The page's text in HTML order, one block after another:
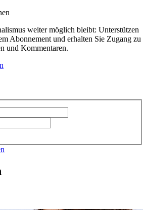
weiter möglich bleibt: Unterstützen
Abonnement und erhalten Sie Zugang zu
und Kommentaren.